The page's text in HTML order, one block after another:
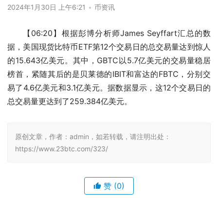
2024年1月30日 上午6:21 • 币资讯
【06:20】根据彭博分析师James Seyffart汇总的数
据，美国现货比特币ETF第12个交易日的总交易量达到惊人
的15.643亿美元。其中，GBTC以5.7亿美元的交易量稳居
榜首，紧随其后的是贝莱德的IBIT和富达的FBTC，分别交
易了4.6亿美元和3.1亿美元。据数据显示，这12个交易日的
总交易量更达到了259.384亿美元。
原创文章，作者：admin，如若转载，请注明出处：
https://www.23btc.com/323/
赞 (0)